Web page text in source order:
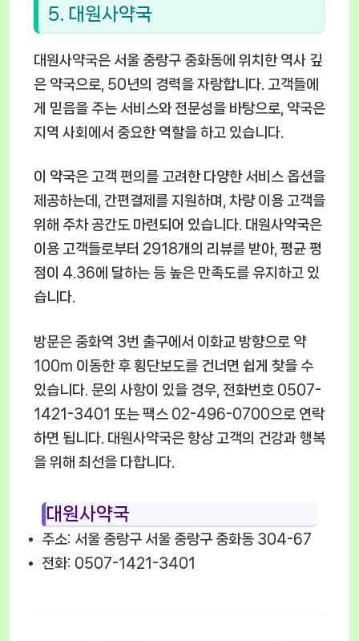
5. 대원사약국
대원사약국은 서울 중랑구 중화동에 위치한 역사 깊
은 약국으로, 50년의 경력을 자랑합니다. 고객들에
게 믿음을 주는 서비스와 전문성을 바탕으로, 약국은
지역 사회에서 중요한 역할을 하고 있습니다.
이 약국은 고객 편의를 고려한 다양한 서비스 옵션을
제공하는데, 간편결제를 지원하며, 차량 이용 고객을
위해 주차 공간도 마련되어 있습니다. 대원사약국은
이용 고객들로부터 2918개의 리뷰를 받아, 평균 평
점이 4.36에 달하는 등 높은 만족도를 유지하고 있
습니다.
방문은 중화역 3번 출구에서 이화교 방향으로 약
100m 이동한 후 횡단보도를 건너면 쉽게 찾을 수
있습니다. 문의 사항이 있을 경우, 전화번호 0507-
1421-3401 또는 팩스 02-496-0700으로 연락
하면 됩니다. 대원사약국은 항상 고객의 건강과 행복
을 위해 최선을 다합니다.
대원사약국
주소: 서울 중랑구 서울 중랑구 중화동 304-67
전화: 0507-1421-3401